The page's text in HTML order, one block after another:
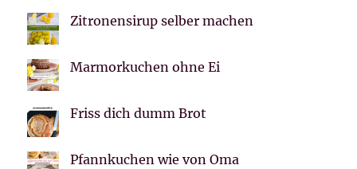
Zitronensirup selber machen
Marmorkuchen ohne Ei
Friss dich dumm Brot
Pfannkuchen wie von Oma